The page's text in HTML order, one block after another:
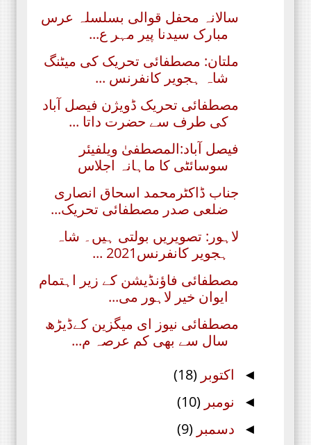
سالانہ محفل قوالی بسلسلہ عرس
مبارک سیدنا پیر مہر ع...
ملتان: مصطفائی تحریک کی میٹنگ
شاہ ہجویر کانفرنس ...
مصطفائی تحریک ڈویژن فیصل آباد
کی طرف سے حضرت داتا ...
فیصل آباد:المصطفیٰ ویلفیئر
سوسائٹی کا ماہانہ اجلاس
جناب ڈاکٹرمحمد اسحاق انصاری
ضلعی صدر مصطفائی تحریک...
لاہور: تصویریں بولتی ہیں۔ شاہ
ہجویر کانفرنس2021 ...
مصطفائی فاؤنڈیشن کے زیر اہتمام
ایوان خیر لاہور می...
مصطفائی نیوز ای میگزین کےڈیڑھ
سال سے بھی کم عرصہ م...
◄ اکتوبر (18)
◄ نومبر (10)
◄ دسمبر (9)